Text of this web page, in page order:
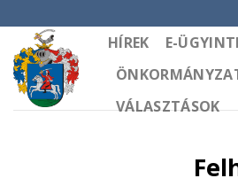
to
content
HÍREK E-
VÁLASZTÁSOK